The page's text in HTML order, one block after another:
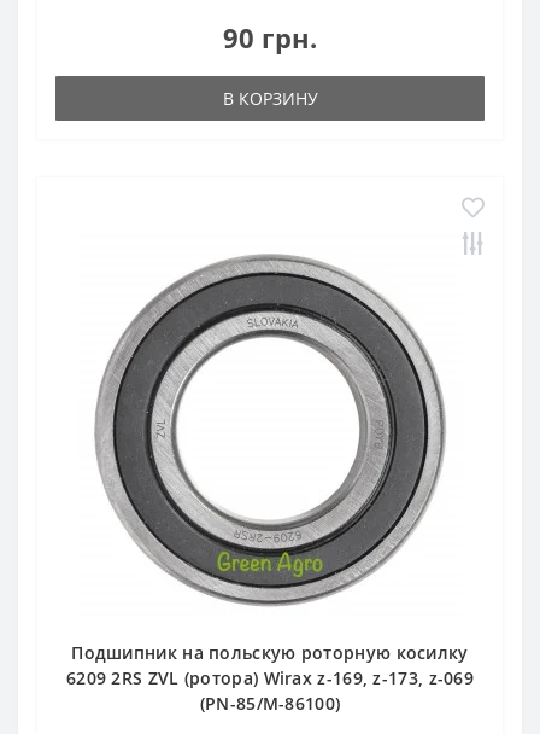
90 грн.
В КОРЗИНУ
Подшипник на польскую роторную косилку
6209 2RS ZVL (ротора) Wirax z-169, z-173, z-069
(PN-85/M-86100)